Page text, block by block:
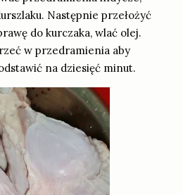
Następnie przełożyć
do kurczaka, wlać olej.
w przedramienia aby
na dziesięć minut.